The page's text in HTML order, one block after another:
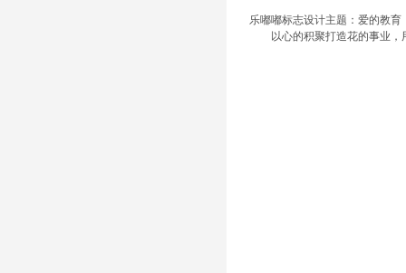
乐嘟嘟标志设计主题：爱的教育
以心的积聚打造花的事业，